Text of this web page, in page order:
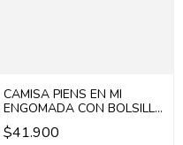
CAMISA PIENS EN MI
ENGOMADA CON BOLSILLO
(PM245671)
$41.900